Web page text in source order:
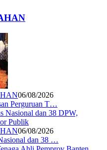
06/08/2026
Perguruan T…
06/08/2026
dan 38 …